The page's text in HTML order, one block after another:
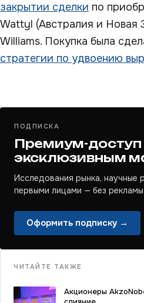
закрытии сделки по
Wattyl (Австралия и Новая
Williams. Покупка была
стратегии по удвоению
ПОДПИСКА
Премиум-доступ
эксклюзивным
Исследования рынка, научные
первыми лицами — без рекламы.
Оформить подписку →
ЧИТАЙТЕ ТАКЖЕ
Акционеры